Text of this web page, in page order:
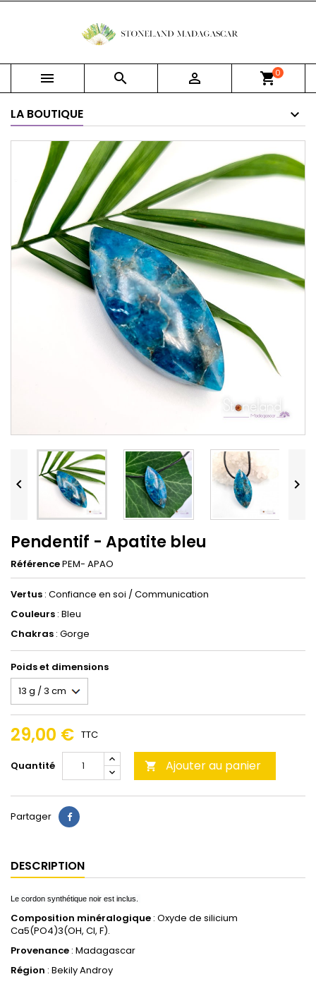
   shopping_cart0
LA BOUTIQUE
 
Pendentif - Apatite bleu
RéférencePEM- APAO
Vertus : Confiance en soi / Communication
Couleurs : Bleu
Chakras : Gorge
Poids et dimensions
29,00 € TTC
Quantité  Ajouter au panier
Partager
DESCRIPTION
Le cordon synthétique noir est inclus.
Composition minéralogique : Oxyde de silicium
Ca5(PO4)3(OH, Cl, F).
Provenance : Madagascar
Région : Bekily Androy